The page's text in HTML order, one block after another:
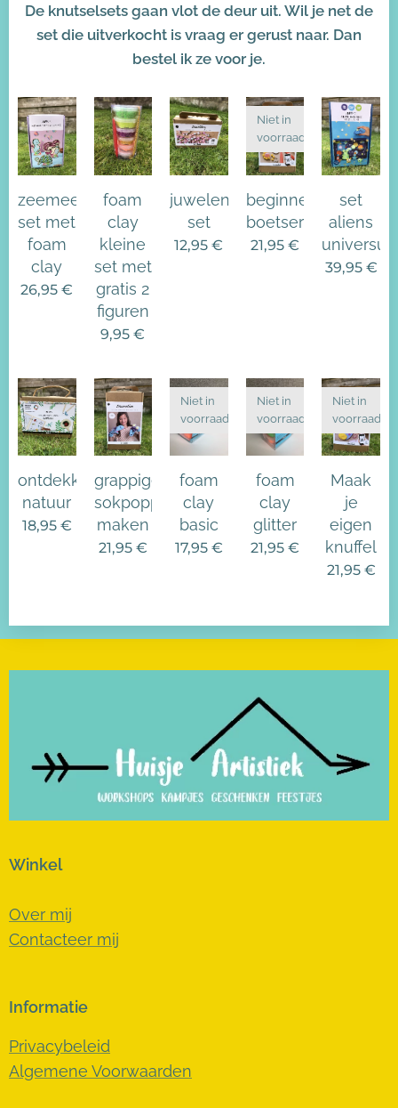
De knutselsets gaan vlot de deur uit. Wil je net de
set die uitverkocht is vraag er gerust naar. Dan
bestel ik ze voor je.
zeemeerminnen
set met
foam
clay
26,95 €
foam
clay
kleine
set met
gratis 2
figuren
9,95 €
juwelen
set
12,95 €
beginnersset
boetseren
Niet in
voorraad
21,95 €
set
aliens
39,95€
ontdekkingskoffer
natuur
18,95€
grappige
sokpoppen
maken
21,95€
foam
clay
basic
Niet in
voorraad
17,95€
foam
clay
glitter
Niet in
voorraad
21,95 €
Maak
je
eigen
knuffel
Niet in
voorraad
21,95€
Winkel
Over mij
Contacteer mij
Informatie
Privacybeleid
Algemene Voorwaarden